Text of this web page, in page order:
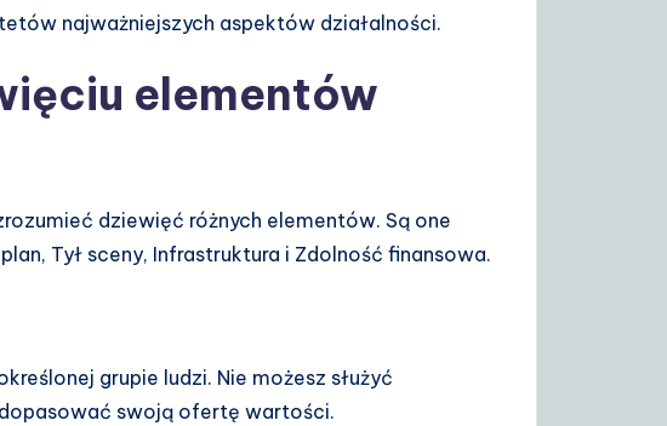
najważniejszych aspektów działalności.
elementów
dziewięć różnych elementów. Są one
Tył sceny, Infrastruktura i Zdolność finansowa.
grupie ludzi. Nie możesz służyć
swoją ofertę wartości.